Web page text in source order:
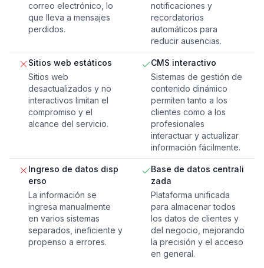
correo electrónico, lo
que lleva a mensajes
perdidos.
notificaciones y
recordatorios
automáticos para
reducir ausencias.
Sitios web estáticos
Sitios web
desactualizados y no
interactivos limitan el
compromiso y el
alcance del servicio.
CMS interactivo
Sistemas de gestión de
contenido dinámico
permiten tanto a los
clientes como a los
profesionales
interactuar y actualizar
información fácilmente.
Ingreso de datos disp
erso
La información se
ingresa manualmente
en varios sistemas
separados, ineficiente y
propenso a errores.
Base de datos centrali
zada
Plataforma unificada
para almacenar todos
los datos de clientes y
del negocio, mejorando
la precisión y el acceso
en general.